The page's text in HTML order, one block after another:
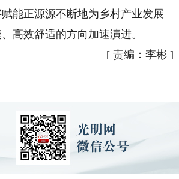
能正源源不断地为乡村产业发展
高效舒适的方向加速演进。
[ 责编：李彬]